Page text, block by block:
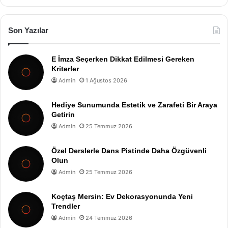
Son Yazılar
E İmza Seçerken Dikkat Edilmesi Gereken
Kriterler
Admin 1 Ağustos 2026
Hediye Sunumunda Estetik ve Zarafeti Bir Araya
Getirin
Admin 25 Temmuz 2026
Özel Derslerle Dans Pistinde Daha Özgüvenli
Olun
Admin 25 Temmuz 2026
Koçtaş Mersin: Ev Dekorasyonunda Yeni
Trendler
Admin 24 Temmuz 2026